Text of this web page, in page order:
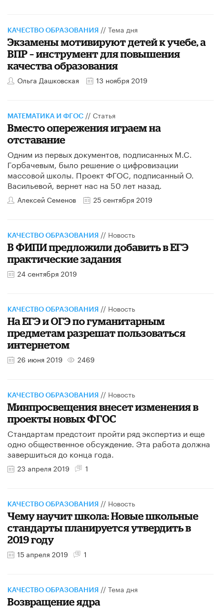
КАЧЕСТВО ОБРАЗОВАНИЯ //Тема дня
Экзамены мотивируют детей к учебе, а
ВПР – инструмент для повышения
качества образования
Ольга Дашковская 13 ноября 2019
МАТЕМАТИКА И ФГОС // Статья
Вместо опережения играем на
отставание
Одним из первых документов, подписанных М.С.
Горбачевым, было решение о цифровизации
массовой школы. Проект ФГОС, подписанный О.
Васильевой, вернет нас на 50 лет назад.
Алексей Семенов 25 сентября 2019
КАЧЕСТВО ОБРАЗОВАНИЯ // Новость
В ФИПИ предложили добавить в ЕГЭ
практические задания
24 сентября 2019
КАЧЕСТВО ОБРАЗОВАНИЯ // Новость
На ЕГЭ и ОГЭ по гуманитарным
предметам разрешат пользоваться
интернетом
26 июня 2019 2469
КАЧЕСТВО ОБРАЗОВАНИЯ // Новость
Минпросвещения внесет изменения в
проекты новых ФГОС
Стандартам предстоит пройти ряд экспертиз и еще
одно общественное обсуждение. Эта работа должна
завершиться до конца года.
23 апреля 2019 1
КАЧЕСТВО ОБРАЗОВАНИЯ // Новость
Чему научит школа: Новые школьные
стандарты планируется утвердить в
2019 году
15 апреля 2019 1
КАЧЕСТВО ОБРАЗОВАНИЯ //Тема дня
Возвращение ядра